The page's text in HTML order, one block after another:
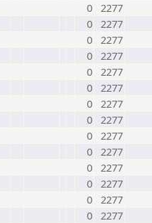
0 2277
0 2277
0 2277
0 2277
0 2277
0 2277
0 2277
0 2277
0 2277
0 2277
0 2277
0 2277
0 2277
0 2277